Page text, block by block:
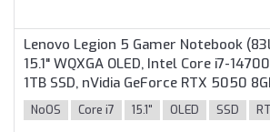
Lenovo Legion 5 Gamer Notebook
15.1" WQXGA OLED, Intel Core i7-
1TB SSD, nVidia GeForce RTX 5050
billentyűzet, Operációs rendszer
Fekete színben
NoOS Core i7 15.1" OLED SSD